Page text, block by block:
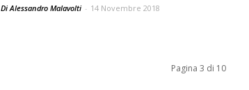
Di Alessandro Malavolti - 14 Novembre 2018
Pagina 3 di 10